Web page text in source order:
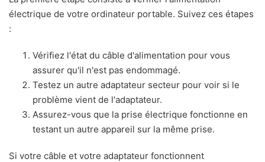
électrique de votre ordinateur portable. Suivez ces étapes
:
Vérifiez l'état du câble d'alimentation pour vous
assurer qu'il n'est pas endommagé.
Testez un autre adaptateur secteur pour voir si le
problème vient de l'adaptateur.
Assurez-vous que la prise électrique fonctionne en
testant un autre appareil sur la même prise.
Si votre câble et votre adaptateur fonctionnent